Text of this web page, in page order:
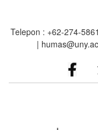
main
Telepon : +62-274-
|